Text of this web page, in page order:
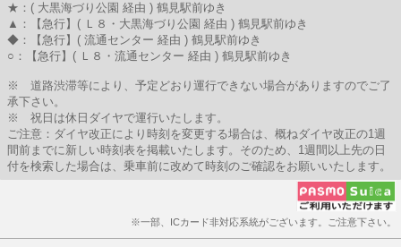
★：( 大黒海づり公園 経由 ) 鶴見駅前ゆき
▲：【急行】( Ｌ８・大黒海づり公園 経由 ) 鶴見駅前ゆき
◆：【急行】( 流通センター 経由 ) 鶴見駅前ゆき
○：【急行】( Ｌ８・流通センター 経由 ) 鶴見駅前ゆき
※ 道路渋滞等により、予定どおり運行できない場合がありますのでご了
承下さい。
※ 祝日は休日ダイヤで運行いたします。
ご注意：ダイヤ改正により時刻を変更する場合は、概ねダイヤ改正の1週
間前までに新しい時刻表を掲載いたします。そのため、1週間以上先の日
付を検索した場合は、乗車前に改めて時刻のご確認をお願いいたします。
※一部、ICカード非対応系統がございます。ご注意下さい。